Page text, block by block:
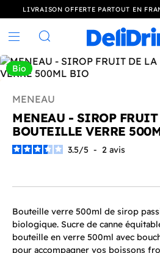
LIVRAISON OFFERTE PARTOUT EN
Rechercher
Bio
MENEAU
MENEAU - SIROP
BOUTEILLE VERRE
3.5/5 - 2 avis
Bouteille verre 500ml de sirop
biologique. Sucre de canne
bouteille en verre 500ml avec
pour accompagner vos boissons